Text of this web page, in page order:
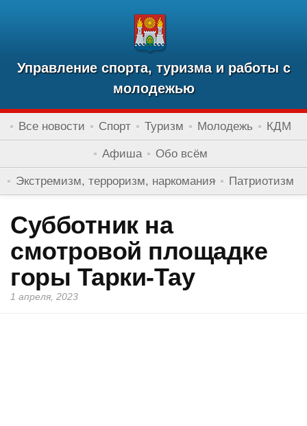
Управление спорта, туризма и работы с
молодежью
Все новости Спорт Туризм Молодежь КДМ
Афиша Обо всём
Экстремизм, терроризм, наркомания Патриотизм
Субботник на
смотровой площадке
горы Тарки-Тау
1 апреля, 2023